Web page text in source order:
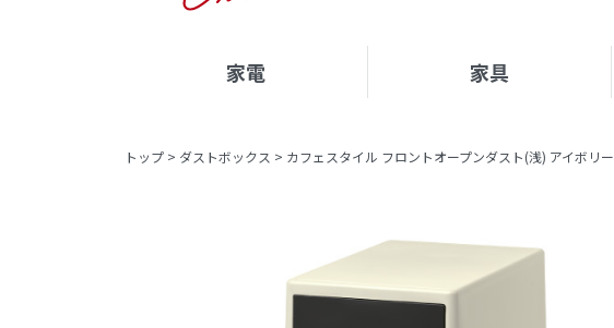
家電 家具
トップ > ダストボックス > カフェスタイル フロントオープンダスト(浅) アイボリー